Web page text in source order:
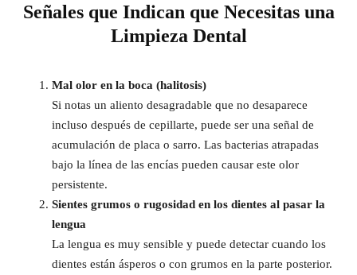
Señales que Indican que Necesitas una
Limpieza Dental
Mal olor en la boca (halitosis)
Si notas un aliento desagradable que no desaparece
incluso después de cepillarte, puede ser una señal de
acumulación de placa o sarro. Las bacterias atrapadas
bajo la línea de las encías pueden causar este olor
persistente.
Sientes grumos o rugosidad en los dientes al pasar la
lengua
La lengua es muy sensible y puede detectar cuando los
dientes están ásperos o con grumos en la parte posterior.